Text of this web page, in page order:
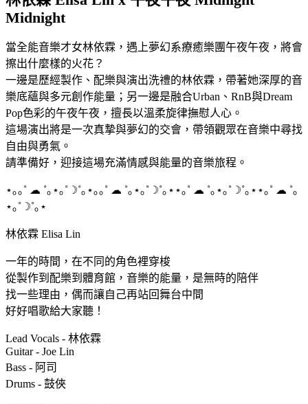
Midnight
當全能音樂才女林依霖，遇上夢幻系療癒樂團午夜午夜，將會
擦出什麼樣的火花？​
一邊是歷經製作、配樂與演出洗禮的林依霖，帶著她深厚的音
樂底蘊與多元創作能量；另一邊是融合Urban、RnB與Dream
Pop色彩的午夜午夜，擅長以溫柔旋律撫慰人心。​
這場演出將是一次真摯與夢幻的交會，帶領觀眾在音樂中尋找
自由與勇氣。​
請準備好，迎接這場充滿情感與能量的音樂旅程。​
⋆｡｡˚ ☁︎ ˚｡⋆｡˚☽˚｡⋆｡｡˚ ☁︎ ˚｡⋆｡˚☽˚｡⋆⋆｡˚ ☁︎ ˚｡⋆｡˚☽˚｡⋆⋆｡˚ ☁︎ ˚｡
⋆｡˚☽˚｡⋆
林依霖 Elisa Lin
一年的時間，在不同的角色裡穿梭
從製作到配樂到體育館，音樂的能量，是無時的陪伴
找一些理由，偶而讓自己再站回舞台中間
好好唱歌給大家聽！
Lead Vocals - 林依霖
Guitar - Joe Lin
Bass - 阿司
Drums - 鼓俠